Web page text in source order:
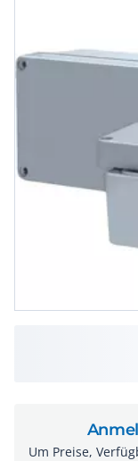
Um Preise,